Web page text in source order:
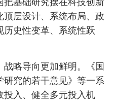
层设计、系统布局、政
历史性变革、系统性跃
略导向更加鲜明。《国
究的若干意见》等一系
投入、健全多元投入机